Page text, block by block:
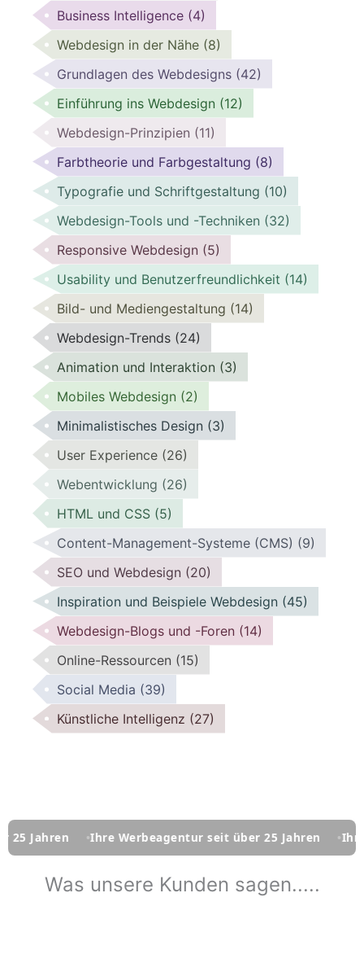
Business Intelligence (4)
Webdesign in der Nähe (8)
Grundlagen des Webdesigns (42)
Einführung ins Webdesign (12)
Webdesign-Prinzipien (11)
Farbtheorie und Farbgestaltung (8)
Typografie und Schriftgestaltung (10)
Webdesign-Tools und -Techniken (32)
Responsive Webdesign (5)
Usability und Benutzerfreundlichkeit (14)
Bild- und Mediengestaltung (14)
Webdesign-Trends (24)
Animation und Interaktion (3)
Mobiles Webdesign (2)
Minimalistisches Design (3)
User Experience (26)
Webentwicklung (26)
HTML und CSS (5)
Content-Management-Systeme (CMS) (9)
SEO und Webdesign (20)
Inspiration und Beispiele Webdesign (45)
Webdesign-Blogs und -Foren (14)
Online-Ressourcen (15)
Social Media (39)
Künstliche Intelligenz (27)
Ihre Werbeagentur seit über 25 Jahren Ihre
Was unsere Kunden sagen.....